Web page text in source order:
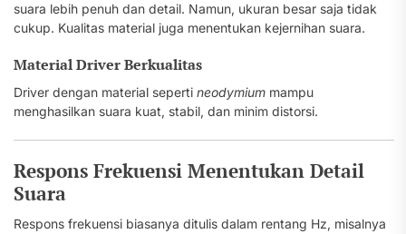
suara lebih penuh dan detail. Namun, ukuran besar saja tidak
cukup. Kualitas material juga menentukan kejernihan suara.
Material Driver Berkualitas
Driver dengan material seperti neodymium mampu
menghasilkan suara kuat, stabil, dan minim distorsi.
Respons Frekuensi Menentukan Detail
Suara
Respons frekuensi biasanya ditulis dalam rentang Hz, misalnya